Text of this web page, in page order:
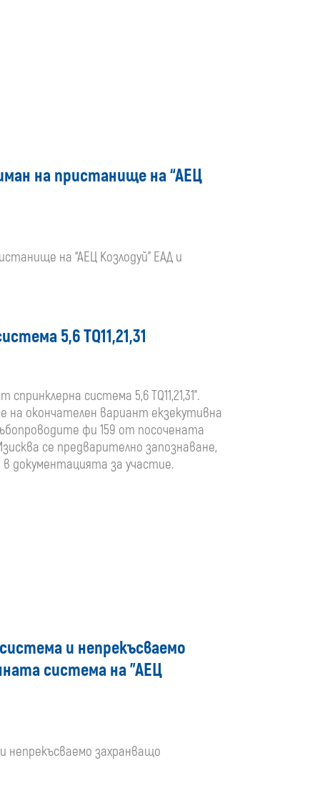
на пристанище на “АЕЦ
на “АЕЦ Козлодуй” ЕАД и
5,6 TQ11,21,31
система 5,6 TQ11,21,31".
на окончателен вариант екзекутивна
фи 159 от посочената
се предварително запознаване,
в документацията за участие.
и непрекъсваемо
система на "АЕЦ
непрекъсваемо захранващо